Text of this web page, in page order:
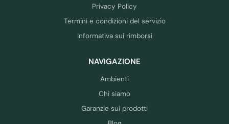
Privacy Policy
Termini e condizioni del servizio
Informativa sui rimborsi
NAVIGAZIONE
Ambienti
Chi siamo
Garanzie sui prodotti